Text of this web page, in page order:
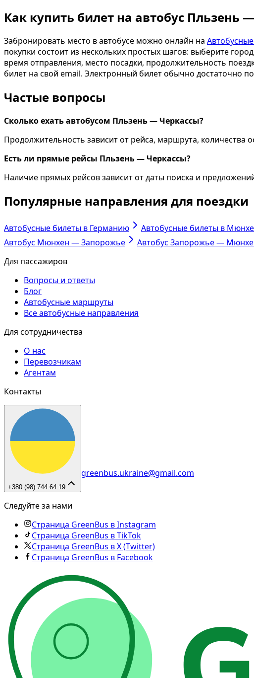
Как купить билет на автобус Пльзень
Забронировать место в автобусе можно онлайн на
покупки состоит из нескольких простых шагов: выберите
время отправления, место посадки, продолжительность
билет на свой email. Электронный билет обычно достаточно
Частые вопросы
Сколько ехать автобусом Пльзень — Черкассы?
Продолжительность зависит от рейса, маршрута, количества
Есть ли прямые рейсы Пльзень — Черкассы?
Наличие прямых рейсов зависит от даты поиска и
Популярные направления для поездки
Автобусные билеты в Германию Автобусные билеты в
Автобус Мюнхен — Запорожье
Автобус Запорожье —
Для пассажиров
Вопросы и ответы
Блог
Автобусные маршруты
Все автобусные направления
Для сотрудничества
О нас
Перевозчикам
Агентам
Контакты
+380 (98) 744 64 19
greenbus.ukraine@gmail.com
Следуйте за нами
Страница GreenBus в Instagram
Страница GreenBus в TikTok
Страница GreenBus в X (Twitter)
Страница GreenBus в Facebook